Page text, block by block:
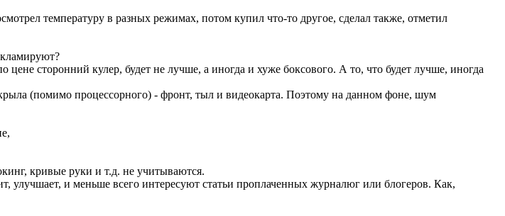
температуру в разных режимах, потом купил что-то другое, сделал также, отметил
сторонний кулер, будет не лучше, а иногда и хуже боксового. А то, что будет лучше, иногда
(помимо процессорного) - фронт, тыл и видеокарта. Поэтому на данном фоне, шум
кривые руки и т.д. не учитываются.
улучшает, и меньше всего интересуют статьи проплаченных журналюг или блогеров. Как,